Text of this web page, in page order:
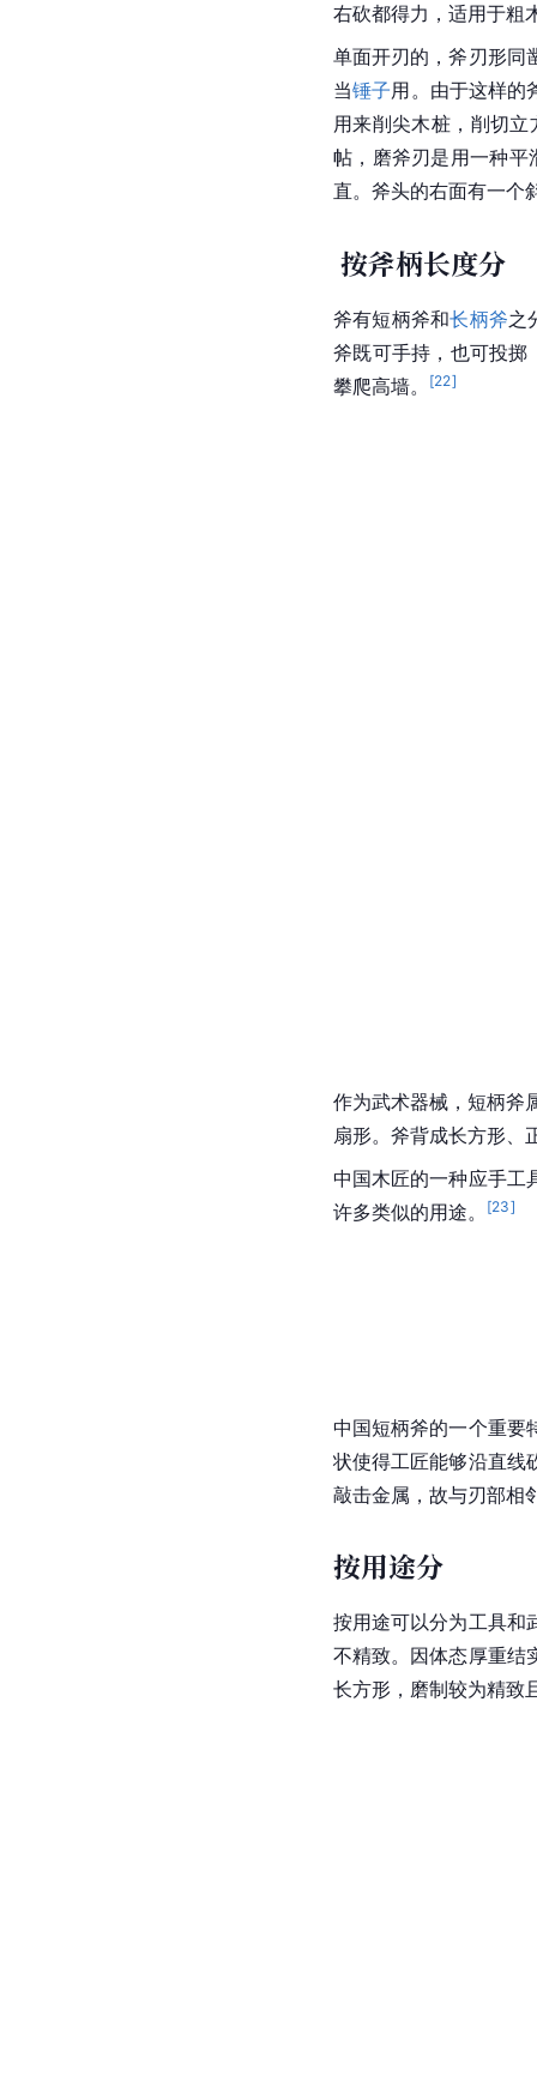
右砍都得力 ，适用于粗
单面开刃的，斧刃形同
当锤子用。由于这样的
用来削尖木桩，削切
帖，磨斧刃是用一种平
直。斧头的右面有一个
按斧柄长度分
斧有短柄斧和长柄斧之
斧既可手持，也可投掷
攀爬高墙。
[22]
作为武术器械，短柄斧
扇形。斧背成长方形、
中国木匠的一种应手工
许多类似的用途。
[23]
中国短柄斧的一个重要
状使得工匠能够沿直线
敲击金属，故与刃部相
按用途分
按用途可以分为工具和
不精致。因体态厚重结
长方形，磨制较为精致